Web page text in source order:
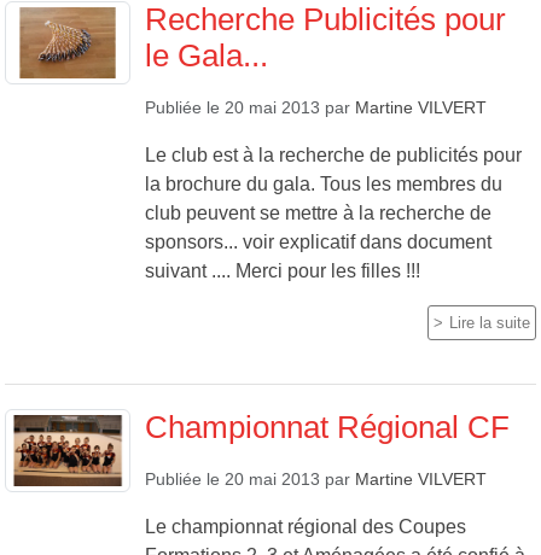
Recherche Publicités pour
le Gala...
Publiée le 20 mai 2013 par Martine VILVERT
Le club est à la recherche de publicités pour
la brochure du gala. Tous les membres du
club peuvent se mettre à la recherche de
sponsors... voir explicatif dans document
suivant .... Merci pour les filles !!!
Lire la suite
Championnat Régional CF
Publiée le 20 mai 2013 par Martine VILVERT
Le championnat régional des Coupes